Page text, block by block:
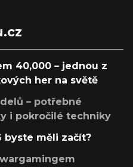
40,000 – jednou z
her na světě
– potřebné
i pokročilé techniky
byste měli začít?